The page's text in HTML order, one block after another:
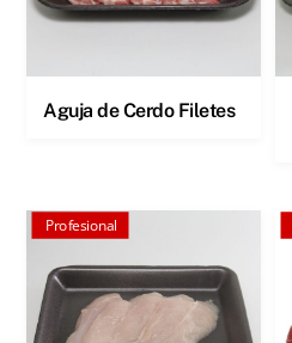
Aguja de Cerdo Filetes
Profesional